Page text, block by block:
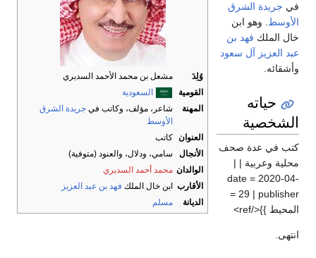
وُلِدَ
مشعل بن محمد الأحمد السديري
القومية
السعودية
المهنة
شاعر، مؤلف، وكاتب في جريدة الشرق
الأوسط
العنوان كاتب
الأنجال
سامي، ودلال، والعنود (متوفية)
الوالدان محمد أحمد السديري
الأقارب
ابن خال الملك فهد بن عبد العزيز
الديانة
مسلم
في جريدة الشرق
الأوسط . وهو ابن
خال الملك فهد بن
عبد العزيز آل سعود
وأشقائه.
حياته
الشخصية
كتب في عدة صحف
محلية وعربية | |
date = 2020-04-
29 | publisher =
المحيط }}</ref>
انتهى.